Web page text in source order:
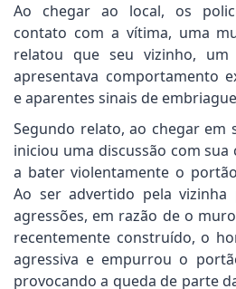
Ao chegar ao local, os
contato com a vítima, uma
relatou que seu vizinho,
apresentava comportamento
e aparentes sinais de
Segundo relato, ao chegar em
iniciou uma discussão com
a bater violentamente o
Ao ser advertido pela vizinha
agressões, em razão de o
recentemente construído, o
agressiva e empurrou o
provocando a queda de parte